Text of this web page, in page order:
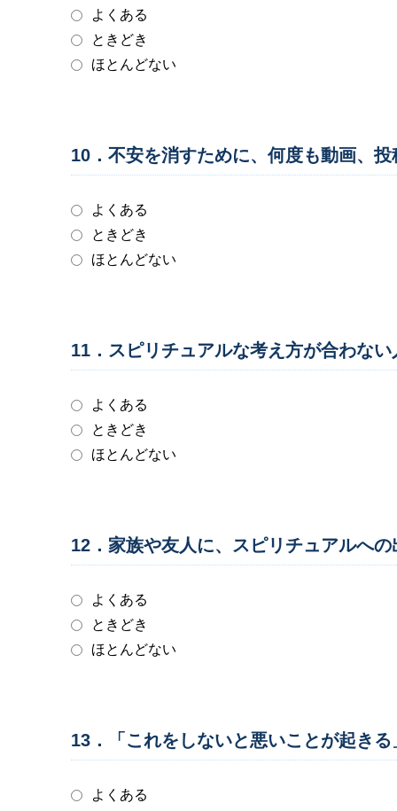
よくある
ときどき
ほとんどない
10．不安を消すために、何度も動画、
よくある
ときどき
ほとんどない
11．スピリチュアルな考え方が合わな
よくある
ときどき
ほとんどない
12．家族や友人に、スピリチュアルへ
よくある
ときどき
ほとんどない
13．「これをしないと悪いことが起き
よくある